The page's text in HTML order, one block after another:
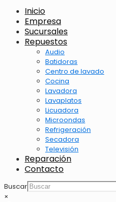
Inicio
Empresa
Sucursales
Repuestos
Audio
Batidoras
Centro de lavado
Cocina
Lavadora
Lavaplatos
Licuadora
Microondas
Refrigeración
Secadora
Televisión
Reparación
Contacto
Buscar
×